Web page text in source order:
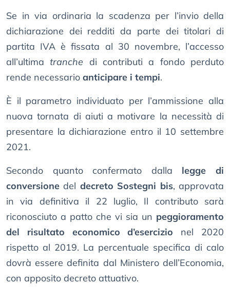
Se in via ordinaria la scadenza per l’invio della
dichiarazione dei redditi da parte dei titolari di
partita IVA è fissata al 30 novembre, l’accesso
all’ultimatranche di contributi a fondo perduto
rende necessario anticipare i tempi.
È il parametro individuato per l’ammissione alla
nuova tornata di aiuti a motivare la necessità di
presentare la dichiarazione entro il 10 settembre
2021.
Secondo quanto confermato dalla legge di
conversione del decreto Sostegni bis, approvata
in via definitiva il 22 luglio, Il contributo sarà
riconosciuto a patto che vi sia un peggioramento
del risultato economico d’esercizio nel 2020
rispetto al 2019. La percentuale specifica di calo
dovrà essere definita dal Ministero dell’Economia,
con apposito decreto attuativo.